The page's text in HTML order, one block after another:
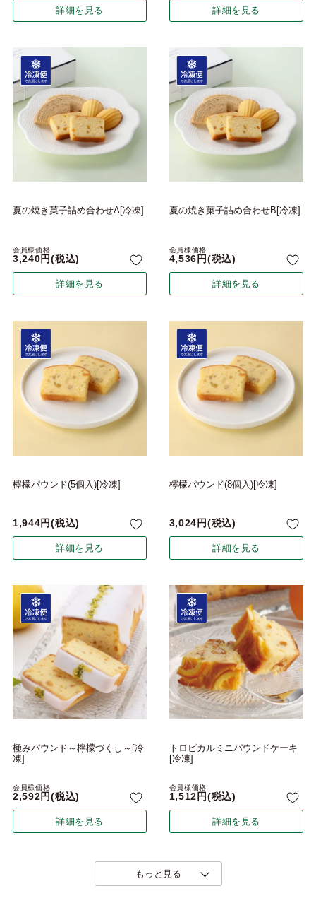
詳細を見る 詳細を見る
夏の焼き菓子詰め合わせA[冷凍]
会員様価格
3,240 税込
詳細を見る
夏の焼き菓子詰め合わせB[冷凍]
会員様価格
4,536 税込
詳細を見る
檸檬パウンド(5個入)[冷凍]
1,944 税込
詳細を見る
檸檬パウンド(8個入)[冷凍]
3,024 税込
詳細を見る
極みパウンド～檸檬づくし～[冷
凍]
会員様価格
2,592 税込
詳細を見る
トロピカルミニパウンドケーキ
[冷凍]
会員様価格
1,512 税込
詳細を見る
もっと見る